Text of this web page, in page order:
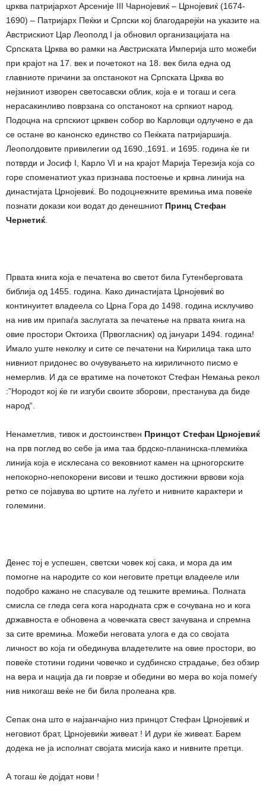
црква патријархот Арсеније III Чарнојевиќ – Црнојевиќ (1674-
1690) – Патријарх Пеќки и Српски кој благодарејќи на указите на
Австрискиот Цар Леополд I ја обновил организацијата на
Српската Црква во рамки на Австриската Империја што можеби
при крајот на 17. век и почетокот на 18. век била една од
главниоте причини за опстанокот на Српската Црква во
нејзиниот изворен светосавски облик, која е и тогаш и сега
нерасакинливо поврзана со опстанокот на српкиот народ.
Подоцна на српскиот црквен собор во Карловци одлучено е да
се остане во канонско единство со Пеќката патријаршија.
Леополдовите привилегии од 1690.,1691. и 1695. година ќе ги
потврди и Јосиф I, Карло VI и на крајот Марија Терезија која со
горе споменатиот указ признава постоење и крвна линија на
династијата Црнојевиќ. Во подоцнежните времиња има повеќе
познати докази кои водат до денешниот Принц Стефан
Чернетиќ
Првата книга која е печатена во светот била Гутенберговата
библија од 1455. година. Како династијата Црнојевиќ во
континуитет владеела со Црна Гора до 1498. година исклучиво
на нив им припаѓа заслугата за печатење на првата книга на
овие простори Октоиха (Првогласник) од јануари 1494. година!
Имало уште неколку и сите се печатени на Кирилица така што
нивниот придонес во очувувањето на кириличното писмо е
немерлив. И да се вратиме на почетокот Стефан Немања рекол
:”Нородот кој ќе ги изгуби своите зборови, престанува да биде
народ“.
Ненаметлив, тивок и достоинствен Принцот Стефан Црнојевиќ
на прв поглед во себе ја има таа брдско-планинска-племиќка
линија која е исклесана со вековниот камен на црногорските
непокорно-непокорени висови и тешко достижни врвови која
ретко се појавува во цртите на луѓето и нивните карактери и
големини.
Денес тој е успешен, светски човек кој сака, и мора да им
помогне на народите со кои неговите претци владееле или
подобро кажано не спасувале од тешките времиња. Полната
смисла се гледа сега кога народната срж е сочувана но и кога
државноста е обновена а човечката свест зачувана и спремна
за сите времиња. Можеби неговата улога е да со својата
личност во која ги обединува владетелите на овие простори, во
повеќе стотини години човечко и судбинско страдање, без обзир
на вера и нација да ги поврзе и обедини во мера во која помеѓу
нив никогаш веќе не би била пролеана крв.
Сепак она што е најзанчајно низ принцот Стефан Црнојевиќ и
неговиот брат, Црнојевиќи живеат ! И дури ќе живеат. Барем
додека не ја исполнат својата мисија како и нивните претци.
А тогаш ќе дојдат нови !